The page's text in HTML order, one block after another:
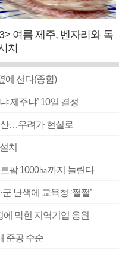
여름 제주, 벤자리와 독
치
에 선다(종합)
제주냐’ 10일 결정
산…우려가 현실로
치
팜 1000㏊까지 늘린다
난색에 교육청 ‘쩔쩔’
막힌 지역기업 응원
준공 수순